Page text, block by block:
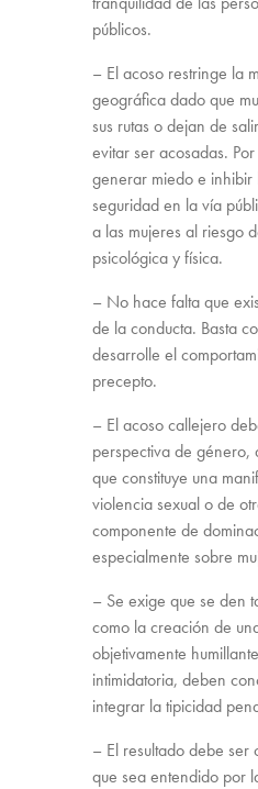
públicos.
– El acoso restringe la
geográfica dado que
sus rutas o dejan de
evitar ser acosadas.
generar miedo e inhibir
seguridad en la vía
a las mujeres al riesgo
psicológica y física.
– No hace falta que
de la conducta. Basta
desarrolle el
precepto.
– El acoso callejero
perspectiva de género,
que constituye una
violencia sexual o de
componente de
especialmente sobre
– Se exige que se den
como la creación de
objetivamente
intimidatoria, deben
integrar la tipicidad
– El resultado debe ser
que sea entendido por